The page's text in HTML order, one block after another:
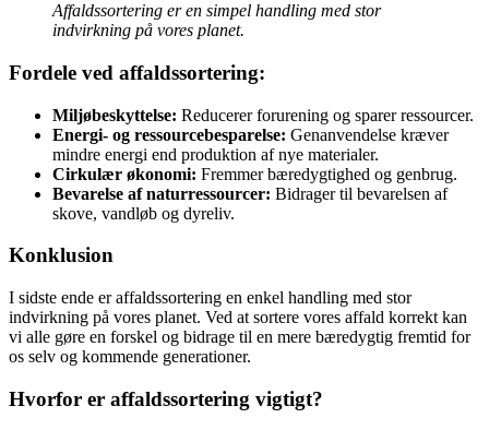
Affaldssortering er en simpel handling med stor
indvirkning på vores planet.
Fordele ved affaldssortering:
Miljøbeskyttelse: Reducerer forurening og sparer ressourcer.
Energi- og ressourcebesparelse: Genanvendelse kræver
mindre energi end produktion af nye materialer.
Cirkulær økonomi: Fremmer bæredygtighed og genbrug.
Bevarelse af naturressourcer: Bidrager til bevarelsen af
skove, vandløb og dyreliv.
Konklusion
I sidste ende er affaldssortering en enkel handling med stor
indvirkning på vores planet. Ved at sortere vores affald korrekt kan
vi alle gøre en forskel og bidrage til en mere bæredygtig fremtid for
os selv og kommende generationer.
Hvorfor er affaldssortering vigtigt?